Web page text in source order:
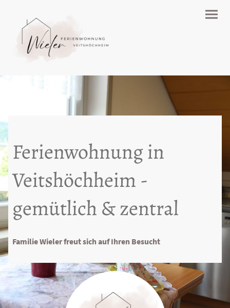
Ferienwohnung in
Veitshöchheim -
gemütlich & zentral
Familie Wieler freut sich auf Ihren Besucht